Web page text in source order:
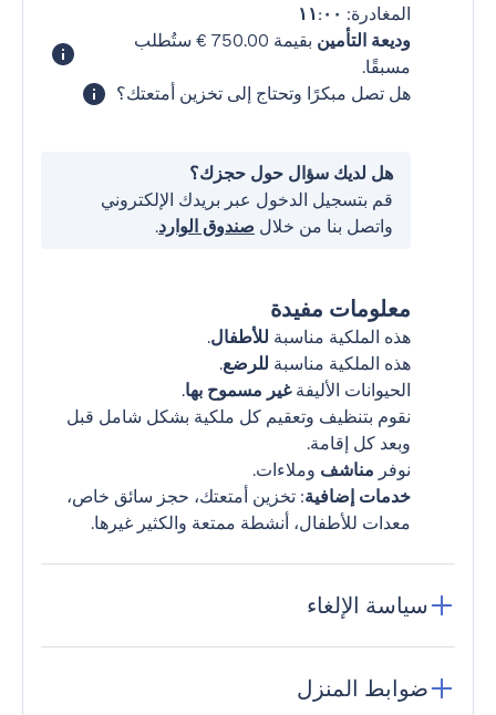
المغادرة: ١١:٠٠
وديعة التأمين
بقيمة ‏750.00 € ستُطلب
مسبقًا.
هل تصل مبكرًا وتحتاج إلى تخزين أمتعتك؟
هل لديك سؤال حول حجزك؟
قم بتسجيل الدخول عبر بريدك الإلكتروني
واتصل بنا من خلال صندوق الوارد.
معلومات مفيدة
هذه الملكية مناسبة للأطفال.
هذه الملكية مناسبة للرضع.
الحيوانات الأليفةغير مسموح بها.
نقوم بتنظيف وتعقيم كل ملكية بشكل شامل قبل
وبعد كل إقامة.
نوفر مناشف وملاءات.
خدمات إضافية: تخزين أمتعتك، حجز سائق خاص،
معدات للأطفال، أنشطة ممتعة والكثير غيرها.
سياسة الإلغاء
ضوابط المنزل